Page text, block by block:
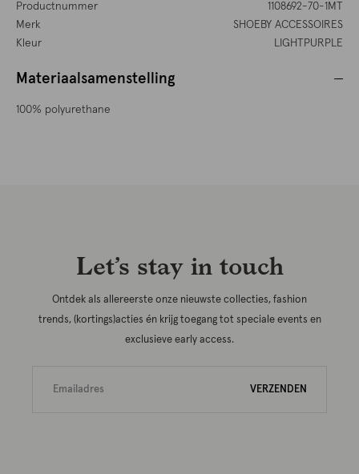
Productnummer
1108692-70-1MT
Merk
SHOEBY ACCESSOIRES
Kleur
LIGHTPURPLE
Materiaalsamenstelling
100% polyurethane
Let’s stay in touch
Ontdek als allereerste onze nieuwste collecties, fashion
trends, (kortings)acties én krijg toegang tot speciale events en
exclusieve early access.
VERZENDEN